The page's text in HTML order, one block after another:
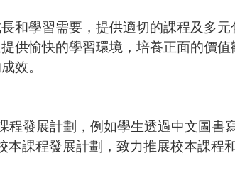
和學習需要，提供適切的課程及多元
供愉快的學習環境，培養正面的價值
效。
展計劃，例如學生透過中文圖書寫
本課程發展計劃，致力推展校本課程